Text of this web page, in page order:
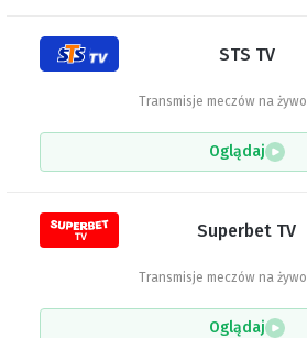
STS TV
Transmisje meczów na żywo
Oglądaj
Superbet TV
Transmisje meczów na żywo
Oglądaj